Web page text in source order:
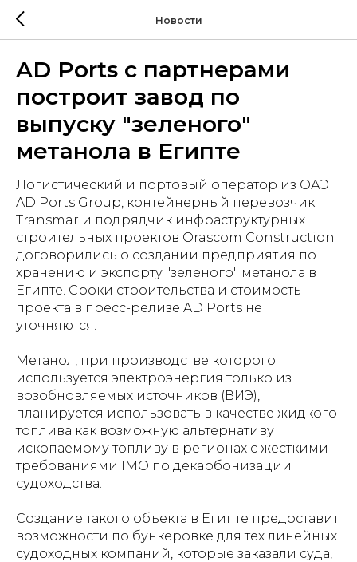
Новости
AD Ports с партнерами
построит завод по
выпуску "зеленого"
метанола в Египте
Логистический и портовый оператор из ОАЭ
AD Ports Group, контейнерный перевозчик
Transmar и подрядчик инфраструктурных
строительных проектов Orascom Construction
договорились о создании предприятия по
хранению и экспорту "зеленого" метанола в
Египте. Сроки строительства и стоимость
проекта в пресс-релизе AD Ports не
уточняются.
Метанол, при производстве которого
используется электроэнергия только из
возобновляемых источников (ВИЭ),
планируется использовать в качестве жидкого
топлива как возможную альтернативу
ископаемому топливу в регионах с жесткими
требованиями IMO по декарбонизации
судоходства.
Создание такого объекта в Египте предоставит
возможности по бункеровке для тех линейных
судоходных компаний, которые заказали суда,